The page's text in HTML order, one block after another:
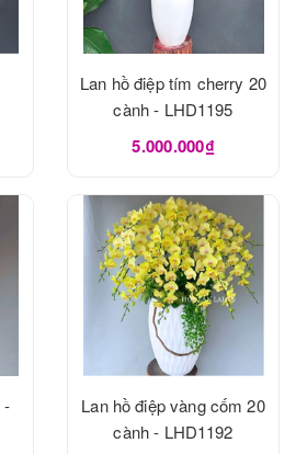
Lan hồ điệp tím cherry 20
cành - LHD1195
5.000.000₫
-
Lan hồ điệp vàng cốm 20
cành - LHD1192